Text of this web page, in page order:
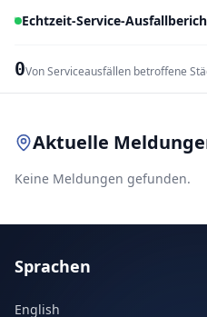
Echtzeit-Service-
0Von Serviceausfällen betroffene
Aktuelle
Keine Meldungen gefunden.
Sprachen
English